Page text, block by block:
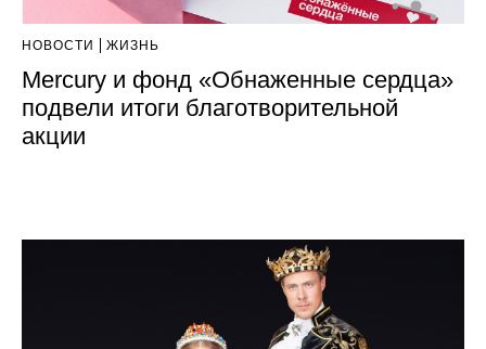
НОВОСТИ ЖИЗНЬ
Mercury и фонд «Обнаженные сердца»
подвели итоги благотворительной
акции